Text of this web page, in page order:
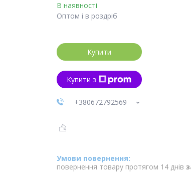
В наявності
Оптом і в роздріб
Купити
Купити з
+380672792569
повернення товару протягом 14 днів